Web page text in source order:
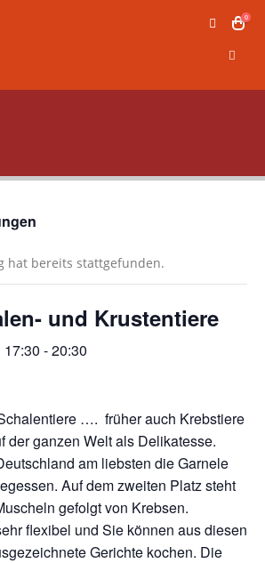
0
hat bereits stattgefunden.
und Krustentiere
17:30 -20:30
…. früher auch Krebstiere
der ganzen Welt als Delikatesse.
am liebsten die Garnele
Auf dem zweiten Platz steht
gefolgt von Krebsen.
flexibel und Sie können aus diesen
Gerichte kochen. Die